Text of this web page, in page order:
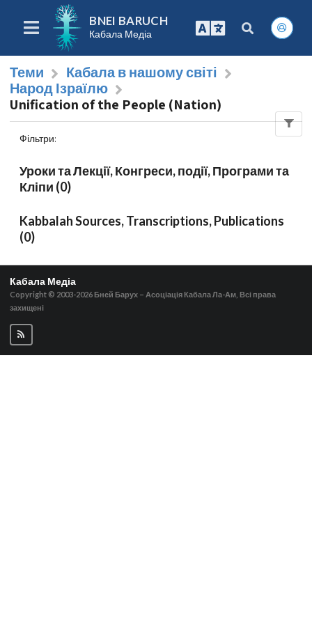
BNEI BARUCH
Кабала Медіа
Теми
Кабала в нашому світі
Народ Ізраїлю
Unification of the People (Nation)
Фільтри:
Уроки та Лекції, Конгреси, події, Програми та
Кліпи (0)
Kabbalah Sources, Transcriptions, Publications
(0)
Кабала Медіа
Copyright © 2003-2026 Бней Барух – Асоціація Кабала Ла-Ам, Всі права
захищені